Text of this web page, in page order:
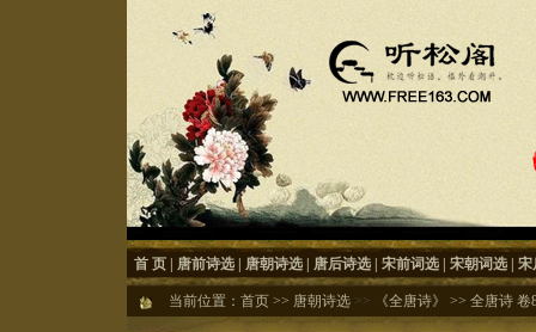
首 页 唐前诗选 唐朝诗选 唐后诗选 宋前词选 宋朝词选 宋
当前位置： 首页 >> 唐朝诗选 >> 《全唐诗》 >> 全唐诗 卷